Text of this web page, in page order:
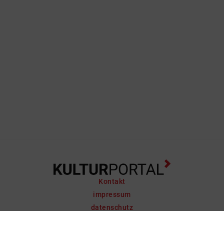
Kontakt
impressum
datenschutz